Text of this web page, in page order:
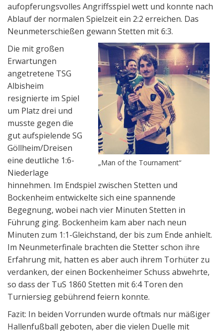
aufopferungsvolles Angriffsspiel wett und konnte nach
Ablauf der normalen Spielzeit ein 2:2 erreichen. Das
Neunmeterschießen gewann Stetten mit 6:3.
„Man of the Tournament“
Die mit großen
Erwartungen
angetretene TSG
Albisheim
resignierte im Spiel
um Platz drei und
musste gegen die
gut aufspielende SG
Göllheim/Dreisen
eine deutliche 1:6-
Niederlage
hinnehmen. Im Endspiel zwischen Stetten und
Bockenheim entwickelte sich eine spannende
Begegnung, wobei nach vier Minuten Stetten in
Führung ging. Bockenheim kam aber nach neun
Minuten zum 1:1-Gleichstand, der bis zum Ende anhielt.
Im Neunmeterfinale brachten die Stetter schon ihre
Erfahrung mit, hatten es aber auch ihrem Torhüter zu
verdanken, der einen Bockenheimer Schuss abwehrte,
so dass der TuS 1860 Stetten mit 6:4 Toren den
Turniersieg gebührend feiern konnte.
Fazit: In beiden Vorrunden wurde oftmals nur mäßiger
Hallenfußball geboten, aber die vielen Duelle mit